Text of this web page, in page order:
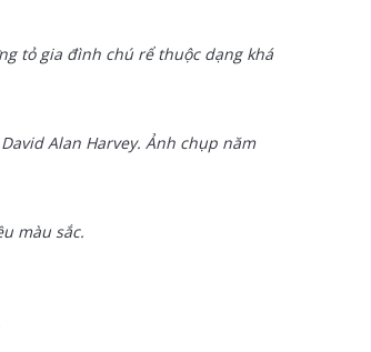
tỏ gia đình chú rể thuộc dạng khá
Alan Harvey. Ảnh chụp năm
màu sắc.